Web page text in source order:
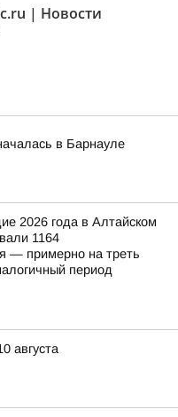
| Новости
в Барнауле
2026 года в Алтайском
1164
— примерно на треть
период
августа